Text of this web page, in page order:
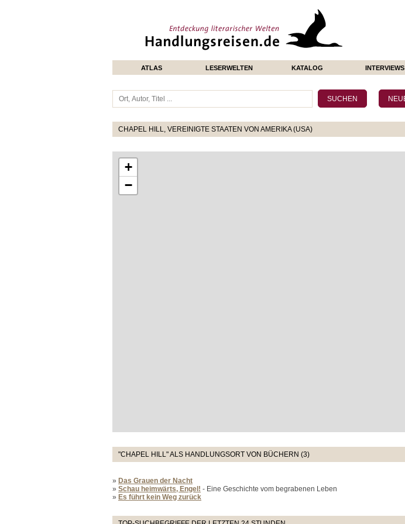
ATLAS LESERWELTEN KATALOG INTERVIEWS
CHAPEL HILL, VEREINIGTE STAATEN VON AMERIKA (USA)
+
−
"CHAPEL HILL" ALS HANDLUNGSORT VON BÜCHERN (3)
» Das Grauen der Nacht
» Schau heimwärts, Engel! - Eine Geschichte vom begrabenen Leben
» Es führt kein Weg zurück